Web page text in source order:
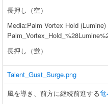
長押し（空）
Media:Palm Vortex Hold
長押し（蛍）
Talent_Gust_Surge.png
風を導き、前方に継続前進する